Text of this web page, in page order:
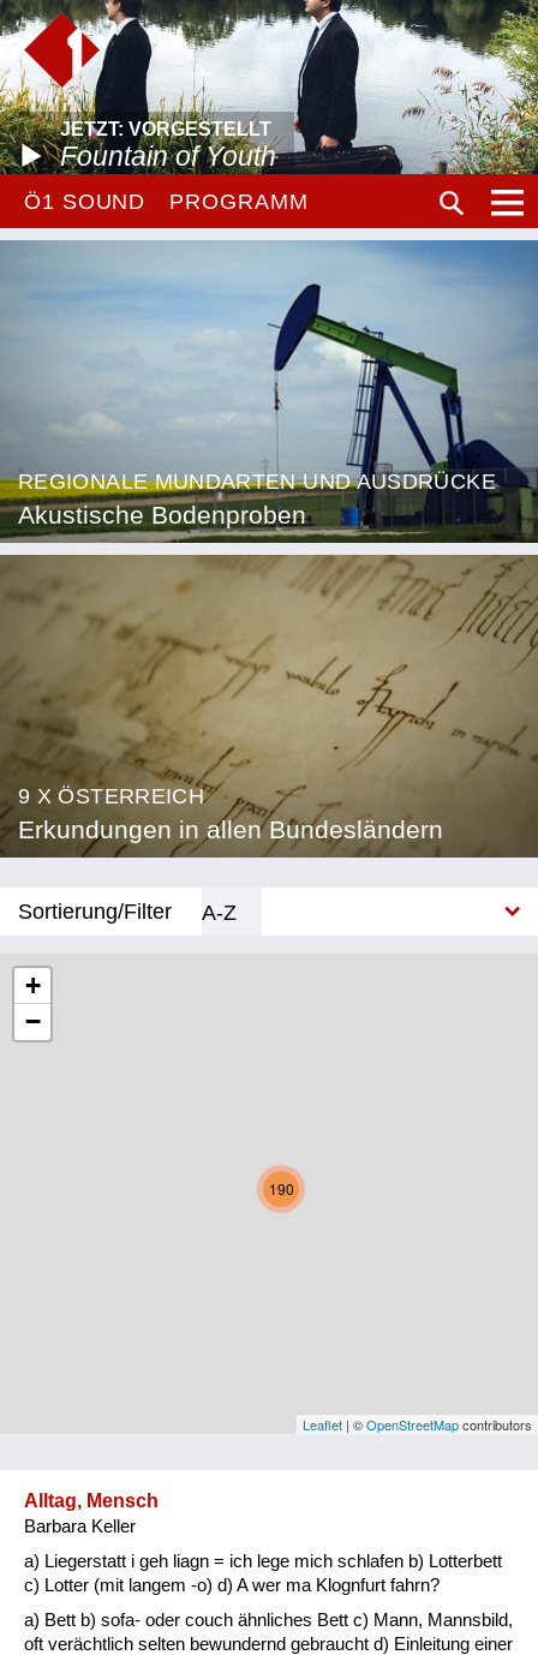
JETZT: VORGESTELLT
Fountain of Youth
Ö1 SOUND PROGRAMM
REGIONALE MUNDARTEN UND AUSDRÜCKE
Akustische Bodenproben
9 X ÖSTERREICH
Erkundungen in allen Bundesländern
Sortierung/Filter
A-Z
Niederösterreich
Oberösterreich
Vorarlberg
Natur und Landwirtschaft
Fluchen und Reden
190
+
−
Leaflet | ©OpenStreetMapcontributors
Alltag, Mensch
Barbara Keller
a) Liegerstatt i geh liagn = ich lege mich schlafen b) Lotterbett
c) Lotter (mit langem -o) d) A wer ma Klognfurt fahrn?
a) Bett b) sofa- oder couch ähnliches Bett c) Mann, Mannsbild,
oft verächtlich selten bewundernd gebraucht d) Einleitung einer